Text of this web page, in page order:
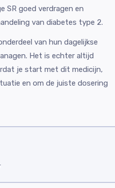
SR goed verdragen en
van diabetes type 2.
van hun dagelijkse
Het is echter altijd
je start met dit medicijn,
en om de juiste dosering